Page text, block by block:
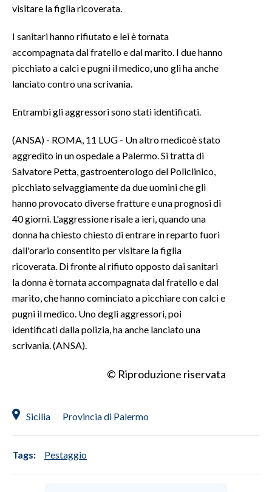
3 MINUTI CON
INSULARITÀ
INFO AZIENDE
NECROLOGI
PUBBLICITÀ
SPIAGGE
STORE
visitare la figlia ricoverata.
I sanitari hanno rifiutato e lei è tornata
accompagnata dal fratello e dal marito. I due hanno
picchiato a calci e pugni il medico, uno gli ha anche
lanciato contro una scrivania.
Entrambi gli aggressori sono stati identificati.
(ANSA) - ROMA, 11 LUG - Un altro medicoè stato
aggredito in un ospedale a Palermo. Si tratta di
Salvatore Petta, gastroenterologo del Policlinico,
picchiato selvaggiamente da due uomini che gli
hanno provocato diverse fratture e una prognosi di
40 giorni. L'aggressione risale a ieri, quando una
donna ha chiesto chiesto di entrare in reparto fuori
dall'orario consentito per visitare la figlia
ricoverata. Di fronte al rifiuto opposto dai sanitari
la donna è tornata accompagnata dal fratello e dal
marito, che hanno cominciato a picchiare con calci e
pugni il medico. Uno degli aggressori, poi
identificati dalla polizia, ha anche lanciato una
scrivania. (ANSA).
© Riproduzione riservata
Sicilia Provincia di Palermo
Tags: Pestaggio